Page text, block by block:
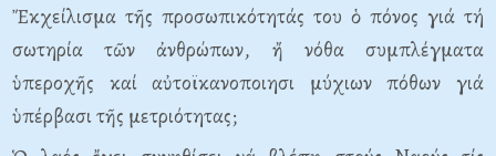
Ἔκχείλισμα τῆς προσωπικότητάς του ὁ πόνος γιά τή
σωτηρία τῶν ἀνθρώπων, ἤ νόθα συμπλέγματα
ὑπεροχῆς καί αὐτοϊκανοποιησι μύχιων πόθων γιά
ὑπέρβασι τῆς μετριότητας;